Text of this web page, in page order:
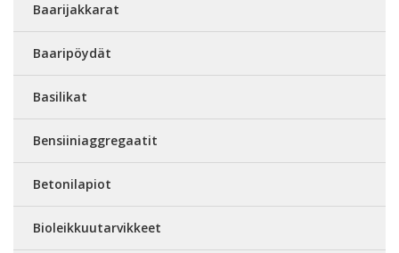
Baarijakkarat
Baaripöydät
Basilikat
Bensiiniaggregaatit
Betonilapiot
Bioleikkuutarvikkeet